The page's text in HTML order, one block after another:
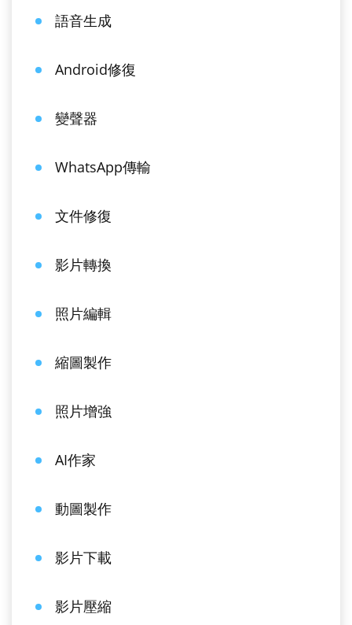
語音生成
Android修復
變聲器
WhatsApp傳輸
文件修復
影片轉換
照片編輯
縮圖製作
照片增強
AI作家
動圖製作
影片下載
影片壓縮